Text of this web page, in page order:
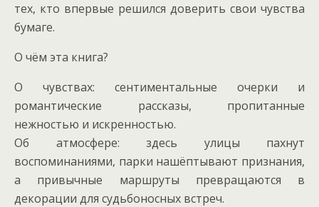
тех, кто впервые решился доверить свои чувства
бумаге.
О чём эта книга?
О чувствах: сентиментальные очерки и
романтические рассказы, пропитанные
нежностью и искренностью.
Об атмосфере: здесь улицы пахнут
воспоминаниями, парки нашёптывают признания,
а привычные маршруты превращаются в
декорации для судьбоносных встреч.